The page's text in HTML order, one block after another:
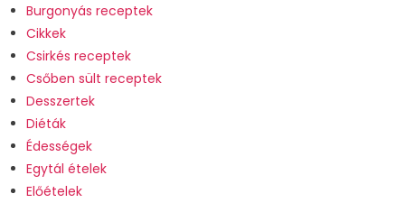
Burgonyás receptek
Cikkek
Csirkés receptek
Csőben sült receptek
Desszertek
Diéták
Édességek
Egytál ételek
Előételek